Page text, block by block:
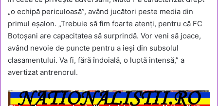
„o echipă periculoasă”, având jucători peste media din
primul eșalon. „Trebuie să fim foarte atenți, pentru că FC
Botoșani are capacitatea să surprindă. Vor veni să joace,
având nevoie de puncte pentru a ieși din subsolul
clasamentului. Va fi, fără îndoială, o luptă intensă,” a
avertizat antrenorul.